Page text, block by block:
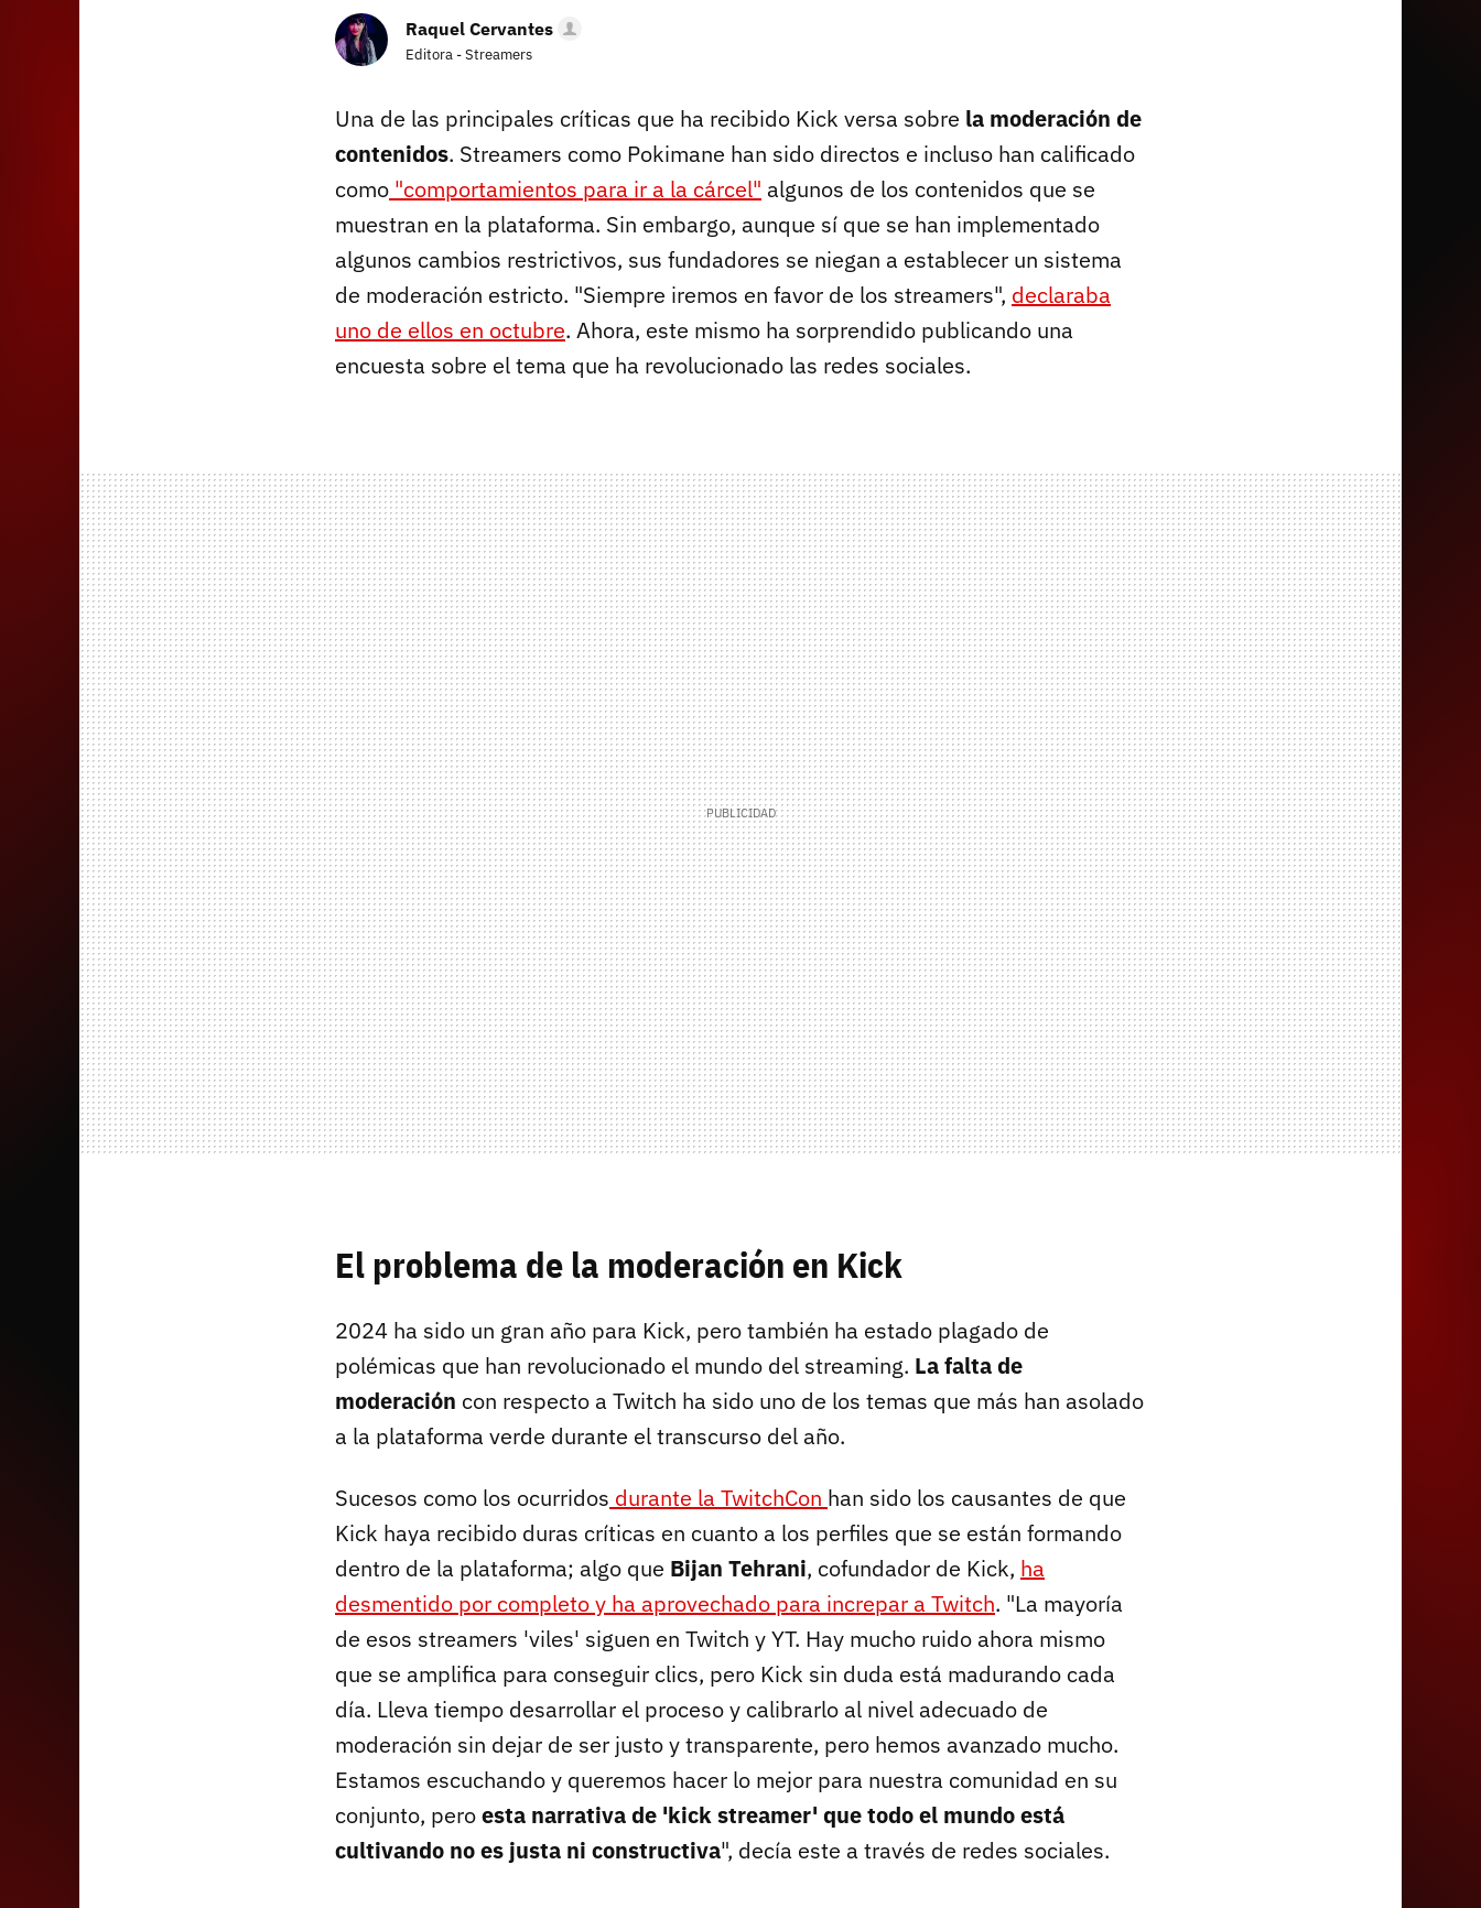
Raquel Cervantes
Editora - Streamers
Una de las principales críticas que ha recibido Kick versa sobre la moderación de
contenidos. Streamers como Pokimane han sido directos e incluso han calificado
como "comportamientos para ir a la cárcel" algunos de los contenidos que se
muestran en la plataforma. Sin embargo, aunque sí que se han implementado
algunos cambios restrictivos, sus fundadores se niegan a establecer un sistema
de moderación estricto. "Siempre iremos en favor de los streamers", declaraba
uno de ellos en octubre. Ahora, este mismo ha sorprendido publicando una
encuesta sobre el tema que ha revolucionado las redes sociales.
El problema de la moderación en Kick
2024 ha sido un gran año para Kick, pero también ha estado plagado de
polémicas que han revolucionado el mundo del streaming. La falta de
moderación con respecto a Twitch ha sido uno de los temas que más han asolado
a la plataforma verde durante el transcurso del año.
Sucesos como los ocurridos durante la TwitchCon han sido los causantes de que
Kick haya recibido duras críticas en cuanto a los perfiles que se están formando
dentro de la plataforma; algo que Bijan Tehrani, cofundador de Kick, ha
desmentido por completo y ha aprovechado para increpar a Twitch. "La mayoría
de esos streamers 'viles' siguen en Twitch y YT. Hay mucho ruido ahora mismo
que se amplifica para conseguir clics, pero Kick sin duda está madurando cada
día. Lleva tiempo desarrollar el proceso y calibrarlo al nivel adecuado de
moderación sin dejar de ser justo y transparente, pero hemos avanzado mucho.
Estamos escuchando y queremos hacer lo mejor para nuestra comunidad en su
conjunto, peroesta narrativa de 'kick streamer' que todo el mundo está
cultivando no es justa ni constructiva", decía este a través de redes sociales.